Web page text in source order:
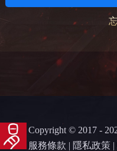
Copyright © 2017 -
服務條款 | 隱私政策 |